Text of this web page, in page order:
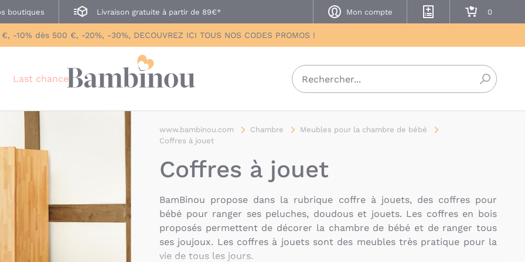
boutiques Livraison gratuite à partir de 89€* Mon compte
Mes listes de naissance
Mon panier
-10% dès 500 €, -20%, -30%, DECOUVREZ ICI TOUS NOS CODES PROMOS !
Last chance
www.bambinou.com Chambre
Meubles pour la chambre de bébé
Coffres à jouet
Coffres à jouet
BamBinou propose dans la rubrique coffre à jouets, des coffres pour
bébé pour ranger ses peluches, doudous et jouets. Les coffres en bois
proposés permettent de décorer la chambre de bébé et de ranger tous
ses joujoux. Les coffres à jouets sont des meubles très pratique pour la
vie de tous les jours.